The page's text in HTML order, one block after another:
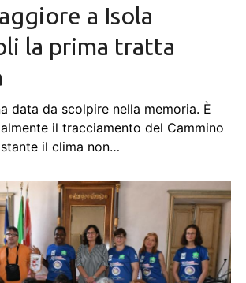
a Isola
la prima tratta
data da scolpire nella memoria. È
il tracciamento del Cammino
il clima non…